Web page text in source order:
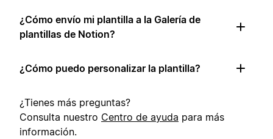
¿Cómo envío mi plantilla a la Galería de
plantillas de Notion?
¿Cómo puedo personalizar la plantilla?
¿Tienes más preguntas?
Consulta nuestro Centro de ayuda para más
información.